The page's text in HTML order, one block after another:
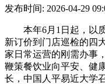
发布时间: 2026-04-29
本年6月1日起，以质
新订价到门店巡检的四
家日常运营的刚需办事
鞭策餐饮业向平安、健
长，中国人平易近大学